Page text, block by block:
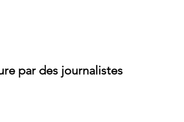
par des journalistes